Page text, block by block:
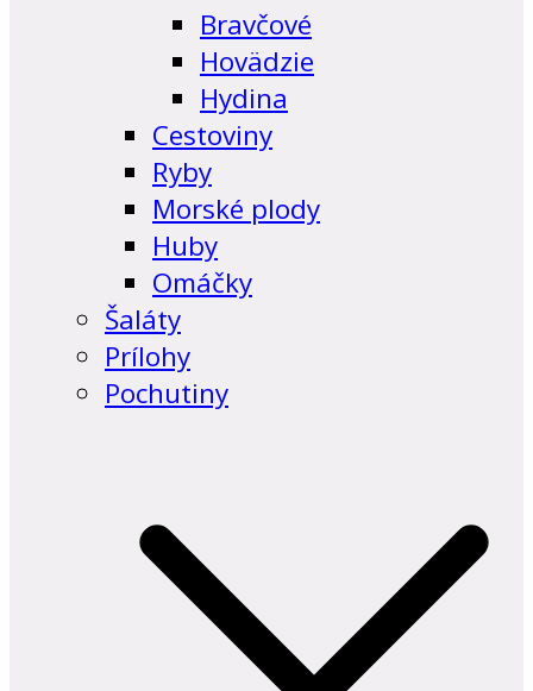
Bravčové
Hovädzie
Hydina
Cestoviny
Ryby
Morské plody
Huby
Omáčky
Šaláty
Prílohy
Pochutiny